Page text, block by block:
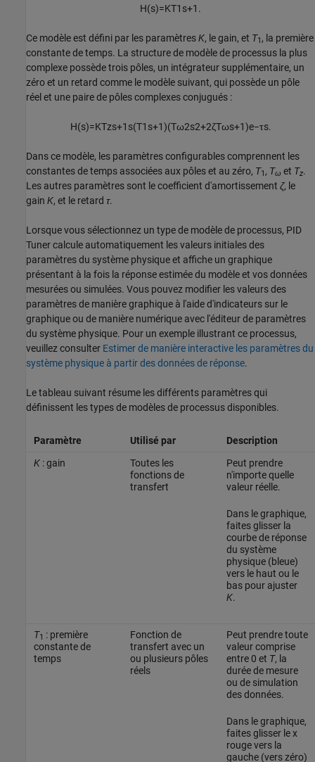
H(s)=KT1 s+1 .
Ce modèle est défini par les paramètresK, le gain, et T1 , la première
constante de temps. La structure de modèle de processus la plus
complexe possède trois pôles, un intégrateur supplémentaire, un
zéro et un retard comme le modèle suivant, qui possède un pôle
réel et une paire de pôles complexes conjugués :
H(s)=KTzs+1 s(T1 s+1)(Tω2s2+2ζTωs+1)e−τs.
Dans ce modèle, les paramètres configurables comprennent les
constantes de temps associées aux pôles et au zéro, T1 , Tω et Tz.
Les autres paramètres sont le coefficient d'amortissement ζ, le
gain K, et le retard τ.
Lorsque vous sélectionnez un type de modèle de processus, PID
Tunercalcule automatiquement les valeurs initiales des
paramètres du système physique et affiche un graphique
présentant à la fois la réponse estimée du modèle et vos données
mesurées ou simulées. Vous pouvez modifier les valeurs des
paramètres de manière graphique à l'aide d'indicateurs sur le
graphique ou de manière numérique avec l'éditeur de paramètres
du système physique. Pour un exemple illustrant ce processus,
veuillez consulter Estimer de manière interactive les paramètres du
système physique à partir des données de réponse.
Le tableau suivant résume les différents paramètres qui
définissent les types de modèles de processus disponibles.
Paramètre Utilisé par
Description
K: gain
Toutes les
fonctions de
transfert
Peut prendre
n'importe quelle
valeur réelle.
Dans le graphique,
faites glisser la
courbe de réponse
du système
physique (bleue)
vers le haut ou le
bas pour ajuster
K.
T1 : première
constante de
temps
Fonction de
transfert avec un
ou plusieurs pôles
réels
Peut prendre toute
valeur comprise
entre 0 et T, la
durée de mesure
ou de simulation
des données.
Dans le graphique,
faites glisser le x
rouge vers la
gauche (vers zéro)